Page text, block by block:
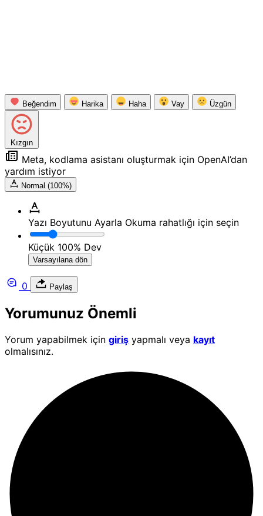
Beğendim Harika Haha Vay Üzgün
Kızgın
Meta, kodlama asistanı oluşturmak için OpenAI’dan
yardım istiyor
Normal (100%)
Yazı Boyutunu Ayarla Okuma rahatlığı için seçin
Küçük 100% Dev
Varsayılana dön
0 Paylaş
Yorumunuz Önemli
Yorum yapabilmek için giriş yapmalı veya kayıt
olmalısınız.